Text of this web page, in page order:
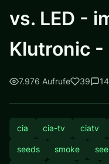
vs. LED -
Klutronic -
7.976 Aufrufe 39 14
cia cia-tv ciatv
seeds smoke